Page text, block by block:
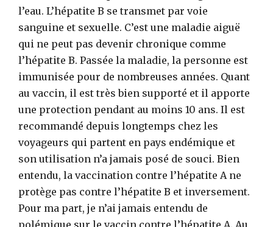
l’eau. L’hépatite B se transmet par voie
sanguine et sexuelle. C’est une maladie aiguë
qui ne peut pas devenir chronique comme
l’hépatite B. Passée la maladie, la personne est
immunisée pour de nombreuses années. Quant
au vaccin, il est très bien supporté et il apporte
une protection pendant au moins 10 ans. Il est
recommandé depuis longtemps chez les
voyageurs qui partent en pays endémique et
son utilisation n’a jamais posé de souci. Bien
entendu, la vaccination contre l’hépatite A ne
protège pas contre l’hépatite B et inversement.
Pour ma part, je n’ai jamais entendu de
polémique sur le vaccin contre l’hépatite A. Au